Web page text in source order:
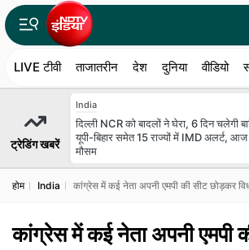
LIVE टीवी ताजातरीन देश दुनिया वीडियो
ट्रेडिंग खबरें
India
दिल्ली NCR को बादलों ने घेरा, 6 दिन चलेगी
यूपी-बिहार समेत 15 राज्यों में IMD अलर्ट,
मौसम
होम India कांग्रेस में कई नेता अपनी एमपी की सीट छोड़कर
कांग्रेस में कई नेता अपनी एमपी